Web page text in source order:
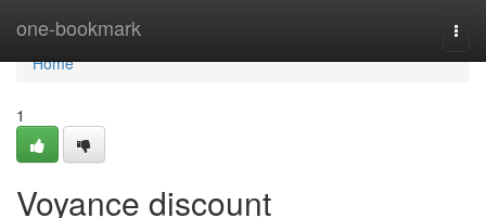
one-bookmark
Home
Home
1
Voyance discount